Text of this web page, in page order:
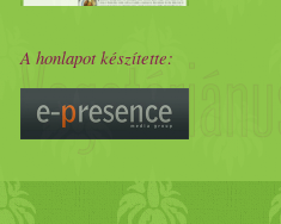
A honlapot készítette: